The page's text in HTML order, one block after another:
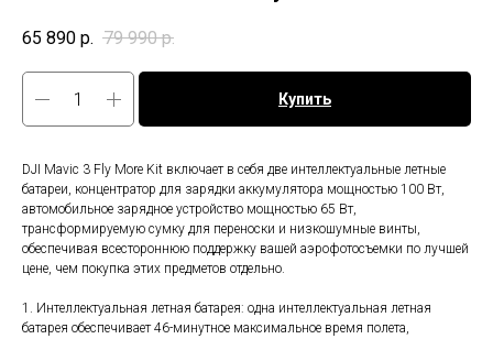
65 890 р. 79 990 р.
Купить
DJI Mavic 3 Fly More Kit включает в себя две интеллектуальные летные
батареи, концентратор для зарядки аккумулятора мощностью 100 Вт,
автомобильное зарядное устройство мощностью 65 Вт,
трансформируемую сумку для переноски и низкошумные винты,
обеспечивая всестороннюю поддержку вашей аэрофотосъемки по лучшей
цене, чем покупка этих предметов отдельно.
1. Интеллектуальная летная батарея: одна интеллектуальная летная
батарея обеспечивает 46-минутное максимальное время полета,